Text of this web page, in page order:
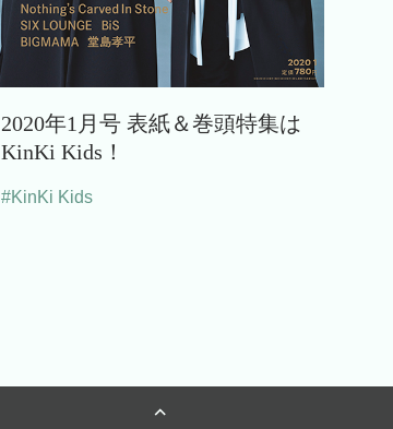
2020年1月号 表紙＆巻頭特集は
KinKi Kids！
#KinKi Kids